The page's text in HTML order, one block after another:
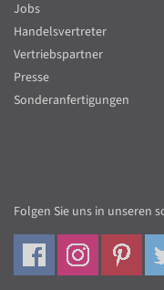
Jobs
Handelsvertreter
Vertriebspartner
Presse
Sonderanfertigungen
Folgen Sie uns in unseren